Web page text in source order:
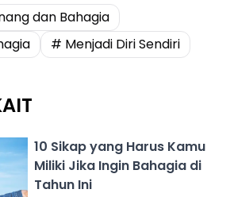
dan Bahagia
# Menjadi Diri Sendiri
10 Sikap yang Harus Kamu
Miliki Jika Ingin Bahagia di
Tahun Ini